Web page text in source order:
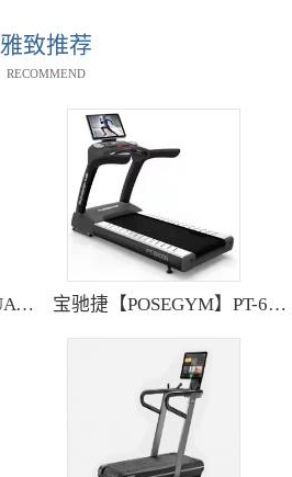
雅致推荐
RECOMMEND
A9 智能跑步机（支持HUAWEI HiLink） SH-T9119P 宝驰捷【POSEGYM】PT-6600Q高清大型触摸屏跑步机静音减震